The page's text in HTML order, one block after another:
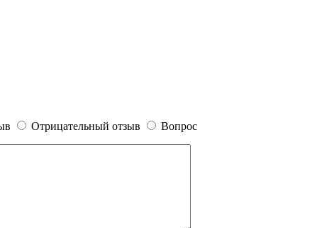
Отрицательный отзыв Вопрос